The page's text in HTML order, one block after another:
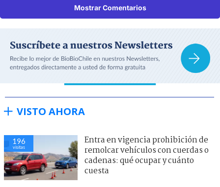
Mostrar Comentarios
VISTO AHORA
196
visitas
Entra en vigencia prohibición de
remolcar vehículos con cuerdas o
cadenas: qué ocupar y cuánto
cuesta